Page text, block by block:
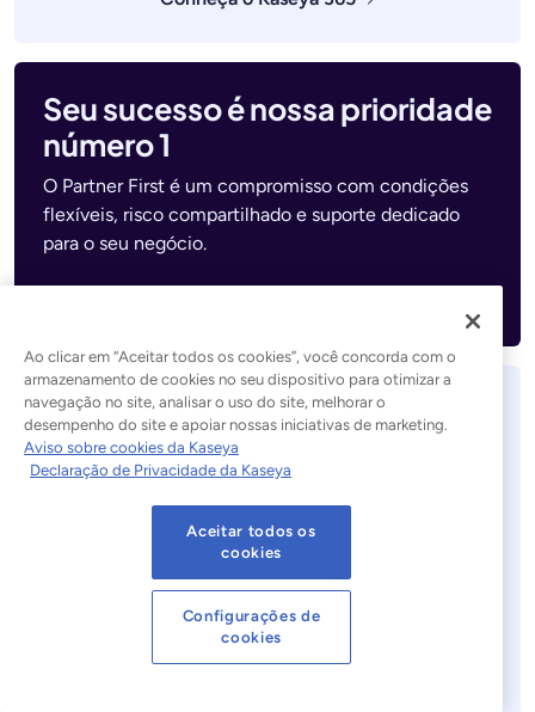
Seu sucesso é nossa prioridade
número 1
O Partner First é um compromisso com condições
flexíveis, risco compartilhado e suporte dedicado
para o seu negócio.
Relatório Kaseya sobre a
Situação dos MSP de 2026
Ao clicar em “Aceitar todos os cookies”, você concorda com o
armazenamento de cookies no seu dispositivo para otimizar a
navegação no site, analisar o uso do site, melhorar o
desempenho do site e apoiar nossas iniciativas de marketing.
Aviso sobre cookies da Kaseya
Declaração de Privacidade da Kaseya
Aceitar todos os
cookies
Configurações de
cookies